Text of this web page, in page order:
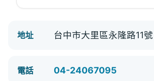
地址 台中市大里區永隆路11號
電話 04-24067095